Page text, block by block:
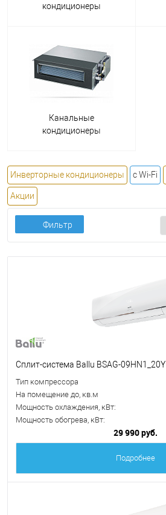
кондиционеры
Канальные
кондиционеры
Инверторные кондиционеры с Wi-Fi
Акции
Фильтр
Сплит-система Ballu BSAG-09HN1_20Y
Тип компрессора
На помещение до, кв.м
Мощность охлаждения, кВт:
Мощность обогрева, кВт:
29 990 руб.
Подробнее